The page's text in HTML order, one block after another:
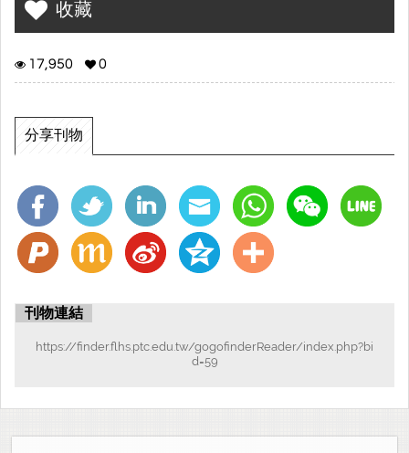
收藏
17,950 0
分享刊物
刊物連結
https://finder.flhs.ptc.edu.tw/gogofinderReader/index.php?bi
d=59